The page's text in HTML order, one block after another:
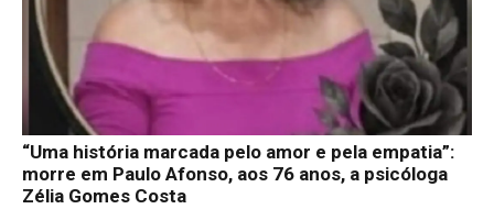
“Uma história marcada pelo amor e pela empatia”:
morre em Paulo Afonso, aos 76 anos, a psicóloga
Zélia Gomes Costa